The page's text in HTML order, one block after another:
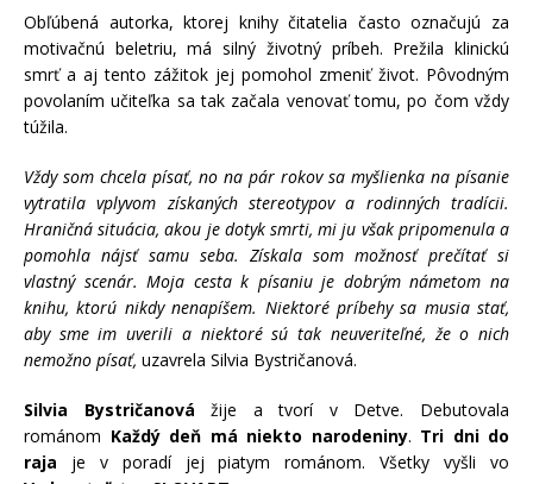
Obľúbená autorka, ktorej knihy čitatelia často označujú za
motivačnú beletriu, má silný životný príbeh. Prežila klinickú
smrť a aj tento zážitok jej pomohol zmeniť život. Pôvodným
povolaním učiteľka sa tak začala venovať tomu, po čom vždy
túžila.
Vždy som chcela písať, no na pár rokov sa myšlienka na písanie
vytratila vplyvom získaných stereotypov a rodinných tradícii.
Hraničná situácia, akou je dotyk smrti, mi ju však pripomenula a
pomohla nájsť samu seba. Získala som možnosť prečítať si
vlastný scenár. Moja cesta k písaniu je dobrým námetom na
knihu, ktorú nikdy nenapíšem. Niektoré príbehy sa musia stať,
aby sme im uverili a niektoré sú tak neuveriteľné, že o nich
nemožno písať, uzavrela Silvia Bystričanová.
Silvia Bystričanová
žije a tvorí v Detve. Debutovala
románom Každý deň má niekto narodeniny. Tri dni do
raja
je v poradí jej piatym románom. Všetky vyšli vo